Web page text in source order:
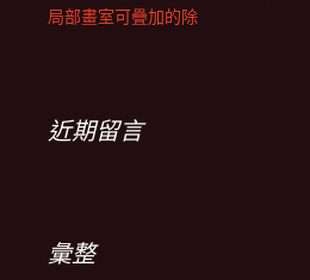
局部畫室可疊加的除
近期留言
彙整